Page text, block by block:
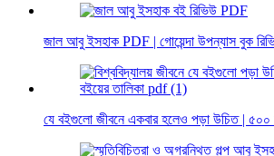
জাল আবু ইসহাক PDF | গোয়েন্দা উপন্যাস বুক
যে বইগুলো জীবনে একবার হলেও পড়া উচিত | ৫০০